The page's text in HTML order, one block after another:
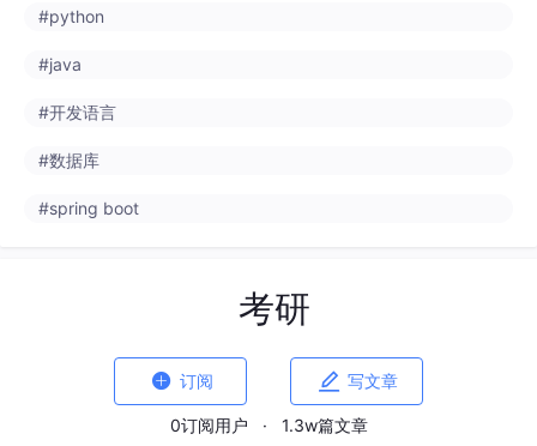
#python
#java
#开发语言
#数据库
#spring boot
考研
 订阅  写文章
0订阅用户 · 1.3w篇文章